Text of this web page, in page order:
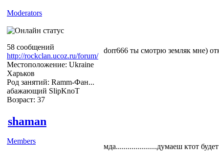
Moderators
58 сообщений
http://rockclan.ucoz.ru/forum/
Местоположение: Ukraine
Харьков
Род занятий: Ramm-Фан...
абажающий SlipKnoT
Возраст: 37
dorr666 ты смотрю земляк мне)
shaman
Members
мда.....................думаеш ктот